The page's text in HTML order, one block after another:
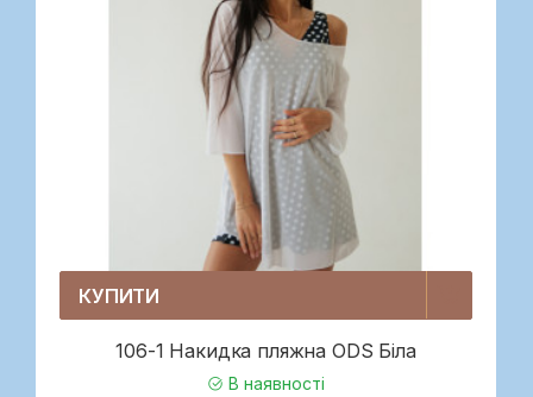
КУПИТИ
106-1 Накидка пляжна ODS Біла
В наявності